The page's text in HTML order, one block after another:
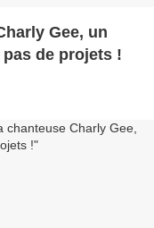
Gee, un
de projets !